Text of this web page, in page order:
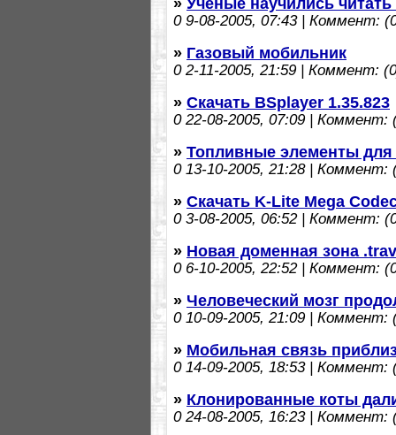
09-08-2005, 07:43 | Коммент:
» Газовый мобильник
02-11-2005, 21:59 | Коммент:
» Скачать BSplayer 1.35.823
022-08-2005, 07:09 | Коммент:
» Топливные элементы
013-10-2005, 21:28 | Коммент:
» Скачать K-Lite Mega
03-08-2005, 06:52 | Коммент:
» Новая доменная зона
06-10-2005, 22:52 | Коммент:
» Человеческий мозг
010-09-2005, 21:09 | Коммент:
» Мобильная связь
014-09-2005, 18:53 | Коммент:
» Клонированные коты
024-08-2005, 16:23 | Коммент: